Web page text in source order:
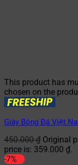
This product has
chosen on the
Giày Bóng Đá Việt
450.000₫ Original
price is: 359.000 ₫.
-7%